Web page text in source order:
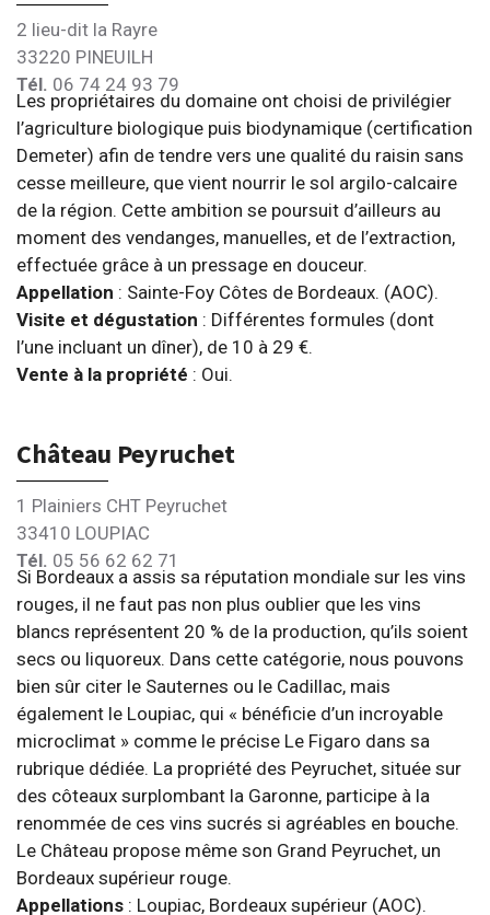
2 lieu-dit la Rayre
33220 PINEUILH
Tél. 06 74 24 93 79
Les propriétaires du domaine ont choisi de privilégier
l’agriculture biologique puis biodynamique (certification
Demeter) afin de tendre vers une qualité du raisin sans
cesse meilleure, que vient nourrir le sol argilo-calcaire
de la région. Cette ambition se poursuit d’ailleurs au
moment des vendanges, manuelles, et de l’extraction,
effectuée grâce à un pressage en douceur.
Appellation : Sainte-Foy Côtes de Bordeaux. (AOC).
Visite et dégustation : Différentes formules (dont
l’une incluant un dîner), de 10 à 29 €.
Vente à la propriété : Oui.
Château Peyruchet
1 Plainiers CHT Peyruchet
33410 LOUPIAC
Tél. 05 56 62 62 71
Si Bordeaux a assis sa réputation mondiale sur les vins
rouges, il ne faut pas non plus oublier que les vins
blancs représentent 20 % de la production, qu’ils soient
secs ou liquoreux. Dans cette catégorie, nous pouvons
bien sûr citer le Sauternes ou le Cadillac, mais
également le Loupiac, qui « bénéficie d’un incroyable
microclimat » comme le précise Le Figaro dans sa
rubrique dédiée. La propriété des Peyruchet, située sur
des côteaux surplombant la Garonne, participe à la
renommée de ces vins sucrés si agréables en bouche.
Le Château propose même son Grand Peyruchet, un
Bordeaux supérieur rouge.
Appellations : Loupiac, Bordeaux supérieur (AOC).